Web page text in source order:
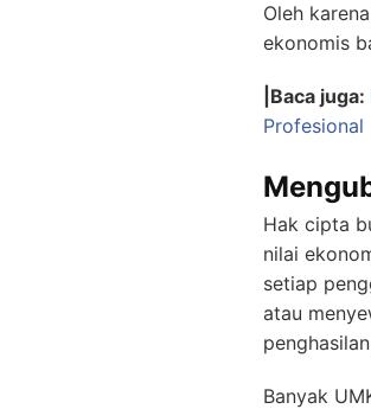
Oleh
ekonomis
|Baca juga:
Profesional
Hak cipta
nilai
setiap
atau
Banyak